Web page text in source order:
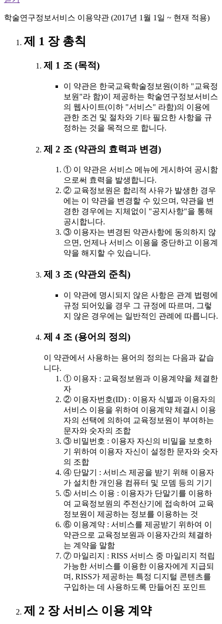
학술연구정보서비스 이용약관 (2017년 1월 1일 ~ 현재 적용)
제 1 장 총칙
제 1 조 (목적)
이 약관은 한국교육학술정보원(이하 "교육정
보원"라 함)이 제공하는 학술연구정보서비스
의 웹사이트(이하 "서비스" 라함)의 이용에
관한 조건 및 절차와 기타 필요한 사항을 규
정하는 것을 목적으로 합니다.
제 2 조 (약관의 효력과 변경)
① 이 약관은 서비스 메뉴에 게시하여 공시함
으로써 효력을 발생합니다.
② 교육정보원은 합리적 사유가 발생한 경우
에는 이 약관을 변경할 수 있으며, 약관을 변
경한 경우에는 지체없이 "공지사항"을 통해
공시합니다.
③ 이용자는 변경된 약관사항에 동의하지 않
으면, 언제나 서비스 이용을 중단하고 이용계
약을 해지할 수 있습니다.
제 3 조 (약관외 준칙)
이 약관에 명시되지 않은 사항은 관계 법령에
규정 되어있을 경우 그 규정에 따르며, 그렇
지 않은 경우에는 일반적인 관례에 따릅니다.
제 4 조 (용어의 정의)
이 약관에서 사용하는 용어의 정의는 다음과 같습
니다.
① 이용자 : 교육정보원과 이용계약을 체결한
자
② 이용자번호(ID) : 이용자 식별과 이용자의
서비스 이용을 위하여 이용계약 체결시 이용
자의 선택에 의하여 교육정보원이 부여하는
문자와 숫자의 조합
③ 비밀번호 : 이용자 자신의 비밀을 보호하
기 위하여 이용자 자신이 설정한 문자와 숫자
의 조합
④ 단말기 : 서비스 제공을 받기 위해 이용자
가 설치한 개인용 컴퓨터 및 모뎀 등의 기기
⑤ 서비스 이용 : 이용자가 단말기를 이용하
여 교육정보원의 주전산기에 접속하여 교육
정보원이 제공하는 정보를 이용하는 것
⑥ 이용계약 : 서비스를 제공받기 위하여 이
약관으로 교육정보원과 이용자간의 체결하
는 계약을 말함
⑦ 마일리지 : RISS 서비스 중 마일리지 적립
가능한 서비스를 이용한 이용자에게 지급되
며, RISS가 제공하는 특정 디지털 콘텐츠를
구입하는 데 사용하도록 만들어진 포인트
제 2 장 서비스 이용 계약